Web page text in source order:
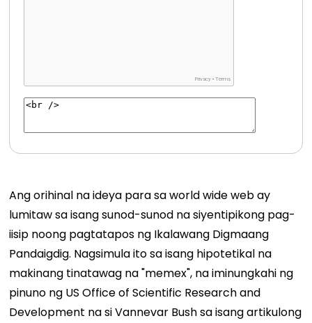
Ang orihinal na ideya para sa world wide web ay
lumitaw sa isang sunod-sunod na siyentipikong pag-
iisip noong pagtatapos ng Ikalawang Digmaang
Pandaigdig. Nagsimula ito sa isang hipotetikal na
makinang tinatawag na "memex", na iminungkahi ng
pinuno ng US Office of Scientific Research and
Development na si Vannevar Bush sa isang artikulong